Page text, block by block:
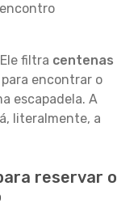
filtra centenas
para encontrar o
escapadela. A
literalmente, a
reservar o